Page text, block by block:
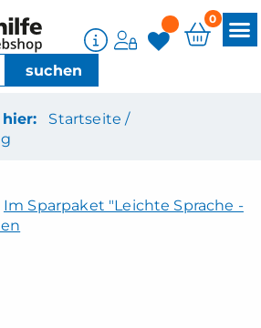
0
Startseite /
Im Sparpaket "Leichte Sprache -